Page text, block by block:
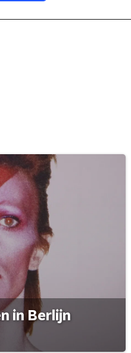
in Berlijn